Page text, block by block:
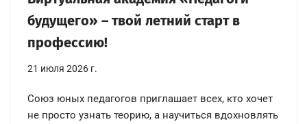
будущего» – твой летний старт в
профессию!
21 июля 2026 г.
Союз юных педагогов приглашает всех, кто хочет
не просто узнать теорию, а научиться вдохновлять